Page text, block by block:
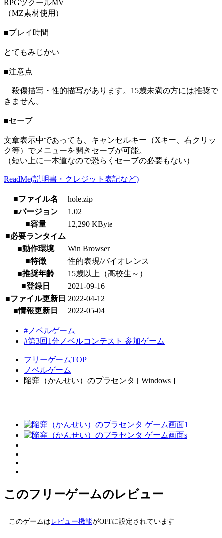
RPGツクールMV
（MZ素材使用）
■プレイ時間
とてもみじかい
■注意点
殺傷描写・性的描写があります。15歳未満の方には推奨で
きません。
■セーブ
文章表示中であっても、キャンセルキー（Xキー、右クリッ
ク等）でメニューを開きセーブが可能。
（短い上に一本道なので恐らくセーブの必要もない）
ReadMe(説明書・クレジット表記など)
■ファイル名
hole.zip
■バージョン
1.02
■容量
12,290 KByte
■必要ランタイム
■動作環境
Win Browser
■特徴
性的表現/バイオレンス
■推奨年齢
15歳以上（高校生～）
■登録日
2021-09-16
■ファイル更新日 2022-04-12
■情報更新日
2022-05-04
#ノベルゲーム
#第3回1分ノベルコンテスト 参加ゲーム
フリーゲームTOP
ノベルゲーム
陥穽（かんせい）のプラセンタ [ Windows ]
このフリーゲームのレビュー
このゲームは レビュー機能がOFFに設定されています